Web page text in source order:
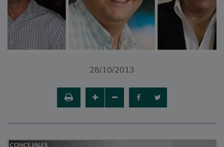
28/10/2013